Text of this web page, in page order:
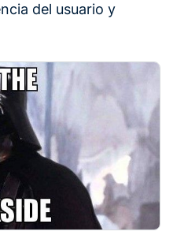
del usuario y